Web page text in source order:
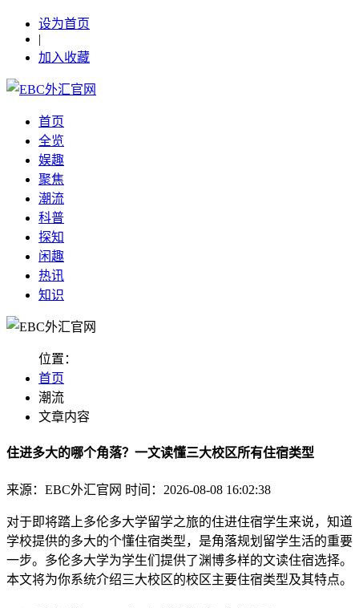
设为首页
|
加入收藏
首页
全览
娱趣
聚焦
潮流
科普
探知
闲趣
热讯
知识
位置：
首页
潮流
文章内容
住进多大的哪个角落？一文读懂三大校区所有住宿类型
来源：EBC外汇官网 时间：2026-08-08 16:02:38
对于即将踏上多伦多大学留学之旅的住进住宿学生来说，知道
学校提供的多大的个懂住宿类型，是角落规划留学生活的重要
一步。多伦多大学为学生们提供了渊博多样的文读住宿选择。
本文将为你系统介绍三大校区的校区主要住宿类型及其特点。